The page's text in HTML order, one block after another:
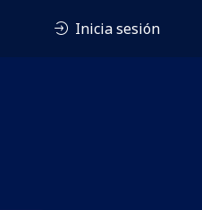
Inicia sesión